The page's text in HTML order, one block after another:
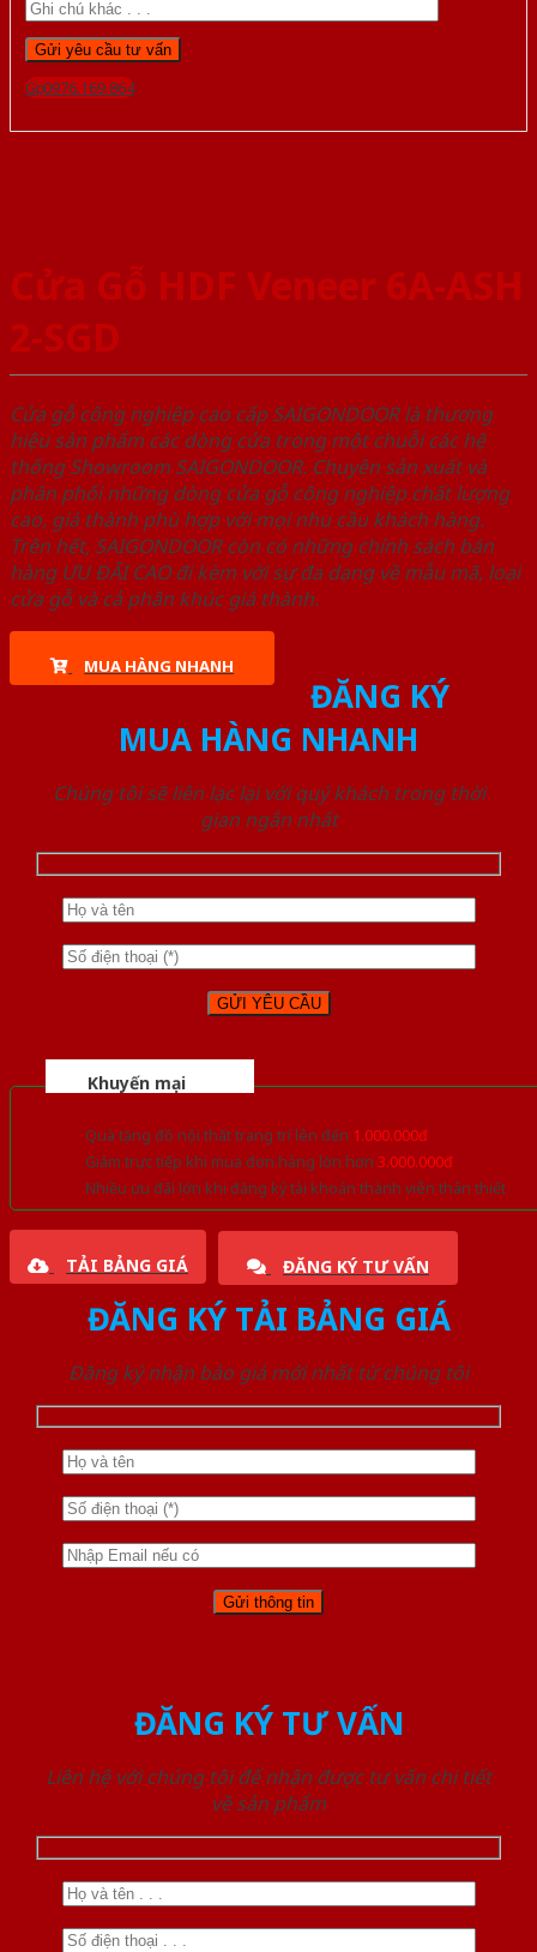
Gọi 0976.169.864
Cửa Gỗ HDF Veneer 6A-ASH
2-SGD
Cửa gỗ công nghiệp cao cấp SAIGONDOOR là thương
hiệu sản phẩm các dòng cửa trong một chuỗi các hệ
thống Showroom SAIGONDOOR. Chuyên sản xuất và
phân phối những dòng cửa gỗ công nghiệp chất lượng
cao, giá thành phù hợp với mọi nhu cầu khách hàng.
Trên hết, SAIGONDOOR còn có những chính sách bán
hàng ƯU ĐÃI CAO đi kèm với sự đa dạng về mẫu mã, loại
cửa gỗ và cả phân khúc giá thành.
MUA HÀNG NHANH
ĐĂNG KÝ
MUA HÀNG NHANH
Chúng tôi sẽ liên lạc lại với quý khách trong thời
gian ngắn nhất
Khuyến mại
Quà tặng đồ nội thất trang trí lên đến 1.000.000đ
Giảm trực tiếp khi mua đơn hàng lớn hơn 3.000.000đ
Nhiều ưu đãi lớn khi đăng ký tài khoản thành viên thân thiết
TẢI BẢNG GIÁ ĐĂNG KÝ TƯ VẤN
ĐĂNG KÝ TẢI BẢNG GIÁ
Đăng ký nhận báo giá mới nhất từ chúng tôi
ĐĂNG KÝ TƯ VẤN
Liên hệ với chúng tôi để nhận được tư vấn chi tiết
về sản phẩm